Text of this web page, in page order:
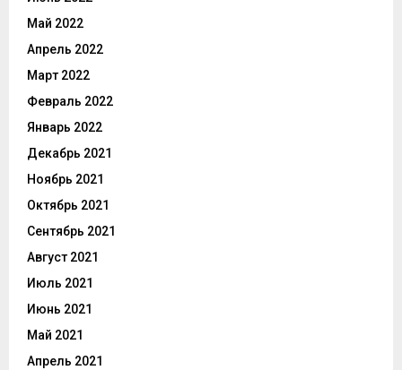
Май 2022
Апрель 2022
Март 2022
Февраль 2022
Январь 2022
Декабрь 2021
Ноябрь 2021
Октябрь 2021
Сентябрь 2021
Август 2021
Июль 2021
Июнь 2021
Май 2021
Апрель 2021